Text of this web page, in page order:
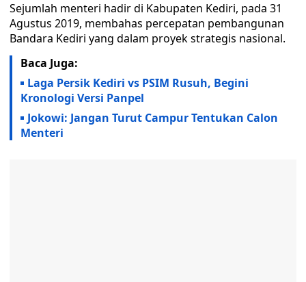
Sejumlah menteri hadir di Kabupaten Kediri, pada 31
Agustus 2019, membahas percepatan pembangunan
Bandara Kediri yang dalam proyek strategis nasional.
Baca Juga:
Laga Persik Kediri vs PSIM Rusuh, Begini
Kronologi Versi Panpel
Jokowi: Jangan Turut Campur Tentukan Calon
Menteri